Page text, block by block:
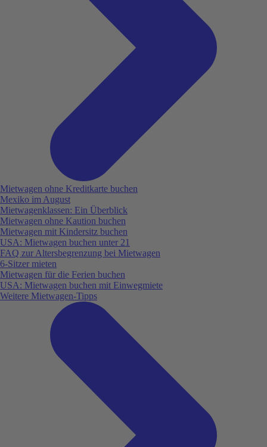
Mietwagen ohne Kreditkarte buchen
Mexiko im August
Mietwagenklassen: Ein Überblick
Mietwagen ohne Kaution buchen
Mietwagen mit Kindersitz buchen
USA: Mietwagen buchen unter 21
FAQ zur Altersbegrenzung bei Mietwagen
6-Sitzer mieten
Mietwagen für die Ferien buchen
USA: Mietwagen buchen mit Einwegmiete
Weitere Mietwagen-Tipps